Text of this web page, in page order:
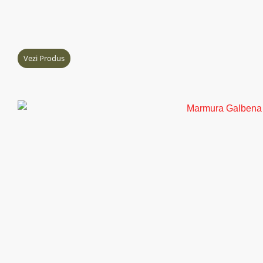
Vezi Produs